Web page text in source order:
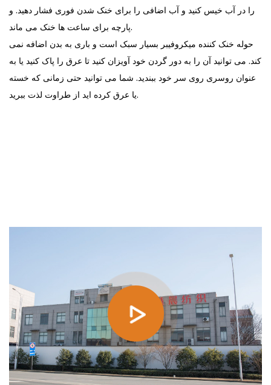
را در آب خیس کنید و آب اضافی را برای خنک شدن فوری فشار دهید. و
پارچه برای ساعت ها خنک می ماند.
حوله خنک کننده میکروفیبر بسیار سبک است و باری به بدن اضافه نمی
کند. می توانید آن را به دور گردن خود آویزان کنید تا عرق را پاک کنید یا به
عنوان روسری روی سر خود ببندید. شما می توانید حتی زمانی که خسته
یا عرق کرده اید از طراوت لذت ببرید.